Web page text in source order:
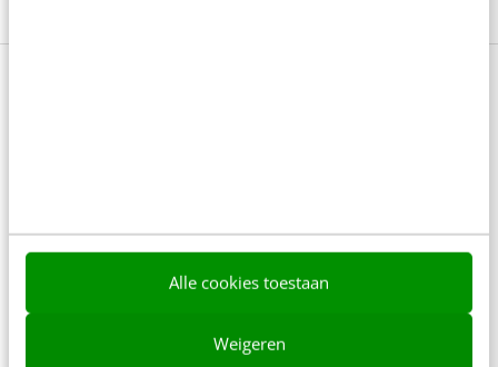
Alle cookies toestaan
Weigeren
vlogger, blogger of andere contentmaker? Ga je voor
relatief kleine speler? In de nieuwe online cursus
Influencer marketing leer je de juiste boegbeelden